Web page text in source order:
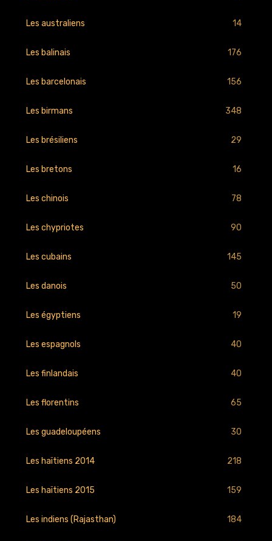
Les australiens 14
Les balinais 176
Les barcelonais 156
Les birmans 348
Les brésiliens 29
Les bretons 16
Les chinois 78
Les chypriotes 90
Les cubains 145
Les danois 50
Les égyptiens 19
Les espagnols 40
Les finlandais 40
Les florentins 65
Les guadeloupéens 30
Les haïtiens 2014 218
Les haïtiens 2015 159
Les indiens (Rajasthan) 184